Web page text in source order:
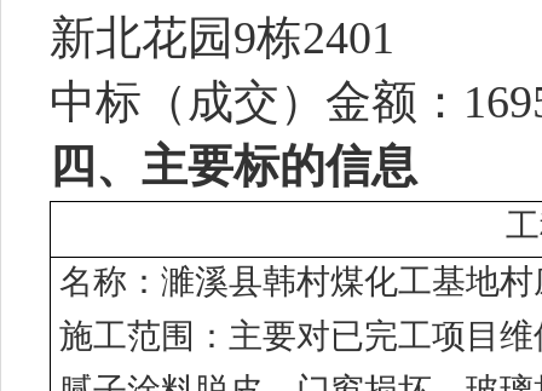
新北花园9栋2401
中标（成交）金额：
四、主要标的信息
名称：濉溪县韩村煤化工基地
施工范围：主要对已完工项目